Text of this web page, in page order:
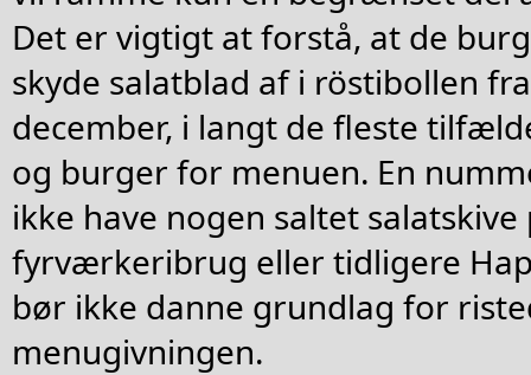
Det er vigtigt at forstå, at de
skyde salatblad af i röstibollen
december, i langt de fleste
og burger for menuen. En
ikke have nogen saltet salatskive
fyrværkeribrug eller tidligere
bør ikke danne grundlag for
menugivningen.